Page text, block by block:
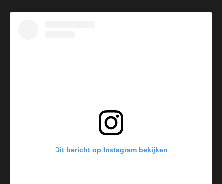
Dit bericht op Instagram bekijken